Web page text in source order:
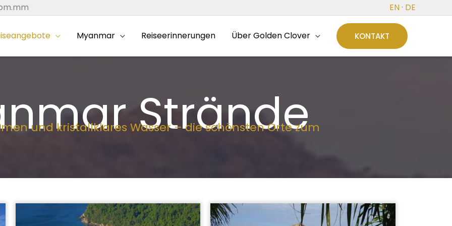
EN · DE
Myanmar Reiseerinnerungen Über Golden Clover KONTAKT
Strände
und kristallklares Wasser – die schönsten Orte zum